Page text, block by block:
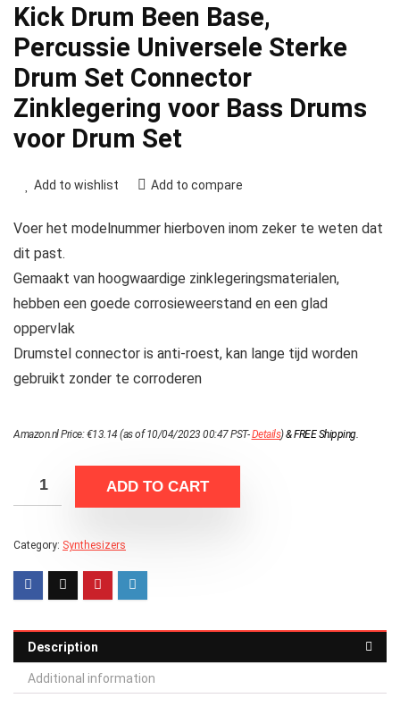
Kick Drum Been Base,
Percussie Universele Sterke
Drum Set Connector
Zinklegering voor Bass Drums
voor Drum Set
Add to wishlist Add to compare
Voer het modelnummer hierboven inom zeker te weten dat
dit past.
Gemaakt van hoogwaardige zinklegeringsmaterialen,
hebben een goede corrosieweerstand en een glad
oppervlak
Drumstel connector is anti-roest, kan lange tijd worden
gebruikt zonder te corroderen
Amazon.nl Price:€13.14 (as of 10/04/2023 00:47 PST-Details)&FREE Shipping.
ADD TO CART
Category: Synthesizers
Description
Additional information